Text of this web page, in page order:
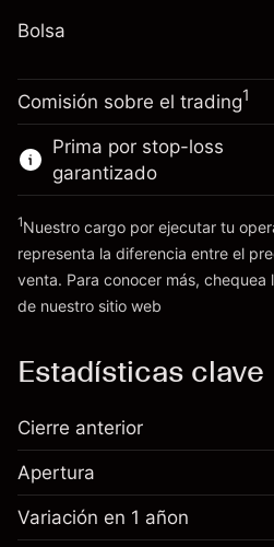
Tamaño de la operación
~$20,000.00
Ir a la plataforma
Tamaño de la operación
~$20,000.00
Dinero del
Bolsa
Comisión sobre el trading1
Prima por stop-loss
garantizado
1Nuestro cargo por ejecutar tu
representa la diferencia entre el
venta. Para conocer más, chequea
de nuestro sitio web
Estadísticas clave
Cierre anterior
Apertura
Variación en 1 añon